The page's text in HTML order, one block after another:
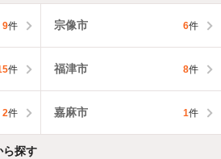
9件 宗像市 6件
件 福津市 8件
2件 嘉麻市 1件
ら探す